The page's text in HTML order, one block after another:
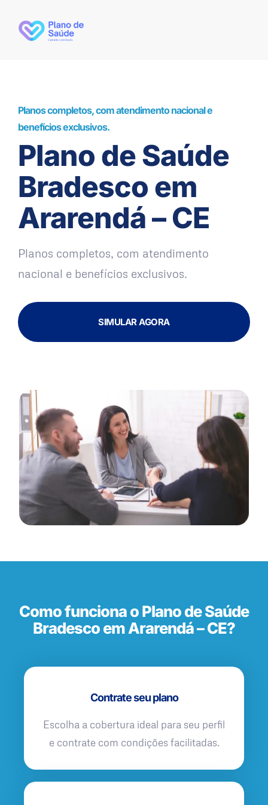
Planos completos, com atendimento nacional e
benefícios exclusivos.
Plano de Saúde
Bradesco em
Ararendá – CE
Planos completos, com atendimento
nacional e benefícios exclusivos.
SIMULAR AGORA
Como funciona o Plano de Saúde
Bradesco em Ararendá – CE?
Contrate seu plano
Escolha a cobertura ideal para seu perfil
e contrate com condições facilitadas.